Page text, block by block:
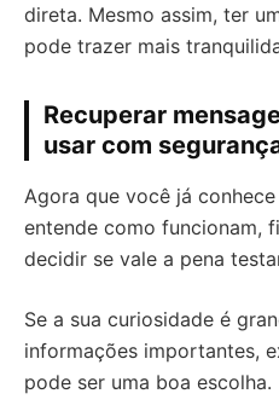
direta. Mesmo assim, ter
pode trazer mais
Recuperar
usar com
Agora que você já
entende como funcionam,
decidir se vale a pena
Se a sua curiosidade é
informações importantes,
pode ser uma boa escolha.